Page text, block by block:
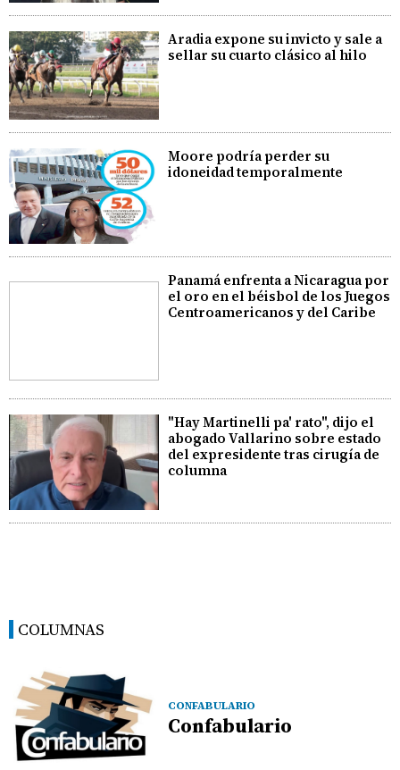
Aradia expone su invicto y sale a
sellar su cuarto clásico al hilo
Moore podría perder su
idoneidad temporalmente
Panamá enfrenta a Nicaragua por
el oro en el béisbol de los Juegos
Centroamericanos y del Caribe
"Hay Martinelli pa' rato", dijo el
abogado Vallarino sobre estado
del expresidente tras cirugía de
columna
COLUMNAS
CONFABULARIO
Confabulario